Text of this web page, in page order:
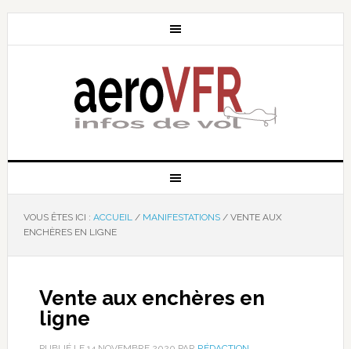
VOUS ÊTES ICI : ACCUEIL / MANIFESTATIONS /VENTE AUX
ENCHÈRES EN LIGNE
Vente aux enchères en
ligne